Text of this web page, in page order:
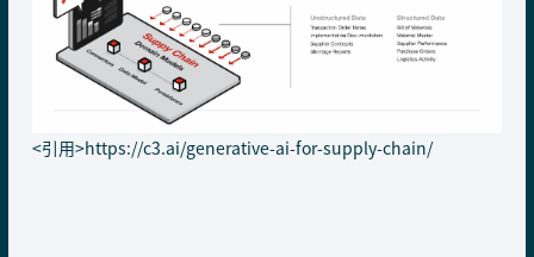
<引用>https://c3.ai/generative-ai-for-supply-chain/